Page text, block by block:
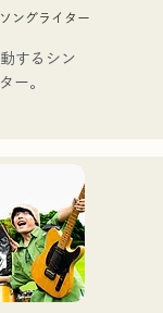
「ONE
ースし、
アルバム
く
くちゃ
、
Music
live2019、
やライブ
フォーマ
ングライター
するシン
ー。
せ持つ楽
等身大の
たのため